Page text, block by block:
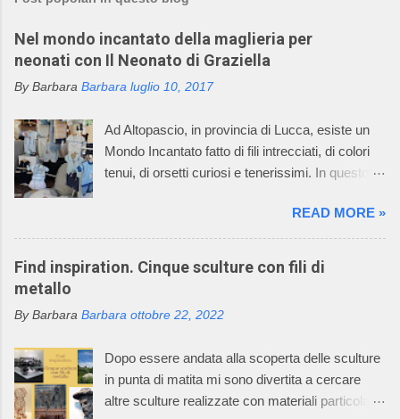
n
c
m
e
n
t
o
Nel mondo incantato della maglieria per
neonati con Il Neonato di Graziella
By Barbara Barbara luglio 10, 2017
Ad Altopascio, in provincia di Lucca, esiste un
Mondo Incantato fatto di fili intrecciati, di colori
tenui, di orsetti curiosi e tenerissimi. In questo
artigiani, che lavorano i fili con la maglieria e con
l’uncinetto, creando dei deliziosi vestitini per
bambini. Questo mondo incantato è il sogno,
avverato, della signora Graziella, che dal 1968
per il mondo dei bambini. Oggi l’azienda della
diventata leader nel settore “maglieria esterna
diminuita” e il suo mondo incantato ha
affascinato anche tutti i componenti della sua
READ MORE »
Find inspiration. Cinque sculture con fili di
metallo
By Barbara Barbara ottobre 22, 2022
Dopo essere andata alla scoperta delle sculture
in punta di matita mi sono divertita a cercare
altre sculture realizzate con materiali particolari.